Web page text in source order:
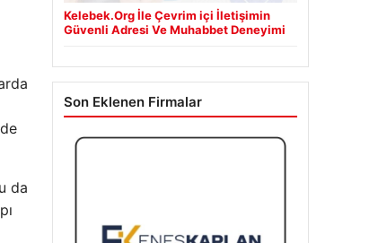
da
Kelebek.Org İle Çevrim içi İletişimin
Güvenli Adresi Ve Muhabbet Deneyimi
Son Eklenen Firmalar